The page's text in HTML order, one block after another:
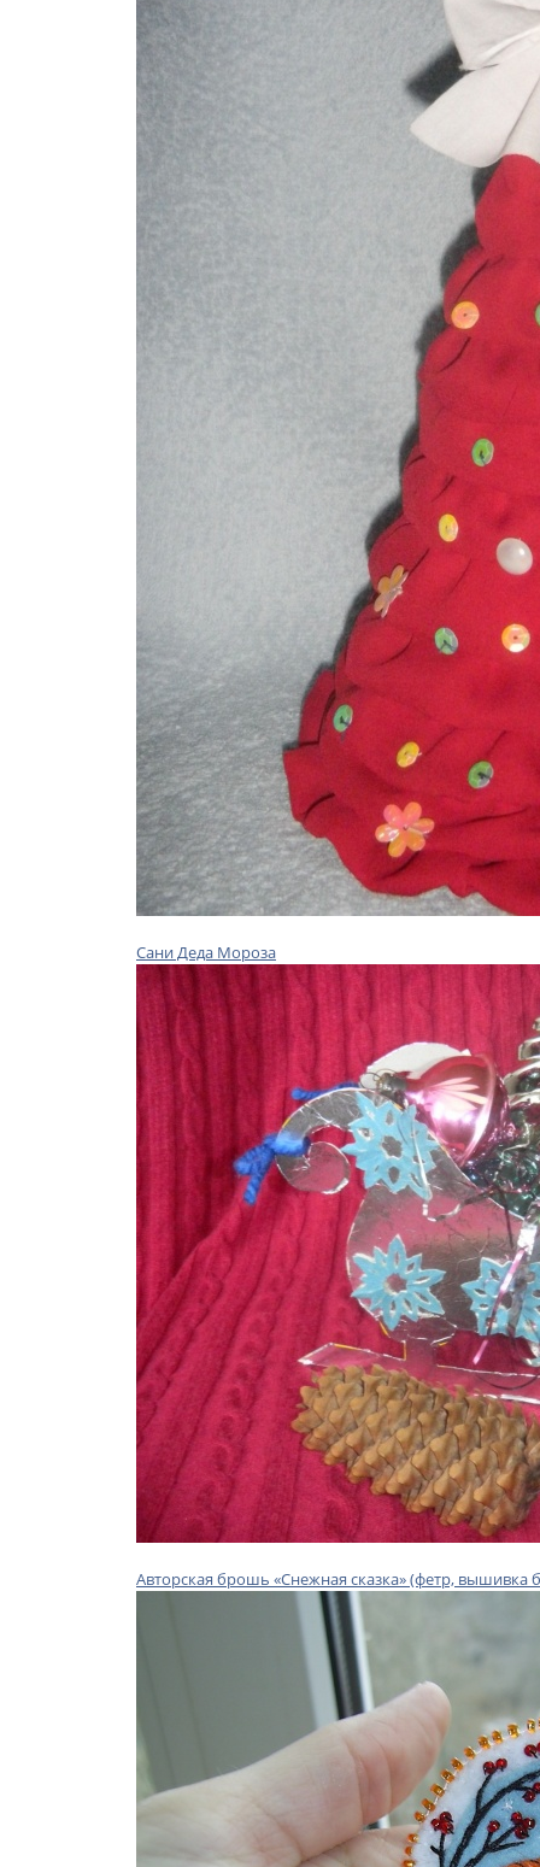
Сани Деда Мороза
Авторская брошь «Снежная сказка» (фетр, вышивка